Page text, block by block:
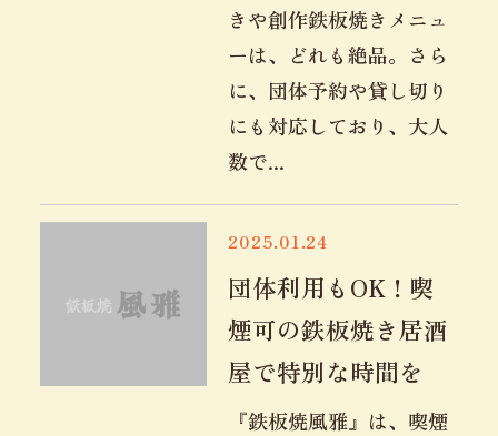
きや創作鉄板焼きメニュ
ーは、どれも絶品。さら
に、団体予約や貸し切り
にも対応しており、大人
数で...
2025.01.24
団体利用もOK！喫
煙可の鉄板焼き居酒
屋で特別な時間を
『鉄板焼風雅』は、喫煙